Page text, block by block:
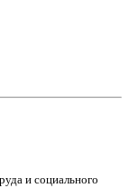
и социального